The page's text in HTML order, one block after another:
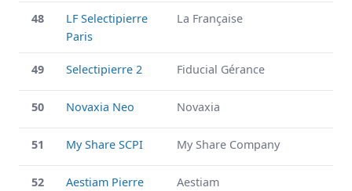
48
LF Selectipierre
Paris
La Française
49 Selectipierre 2 Fiducial Gérance
50 Novaxia Neo Novaxia
51 My Share SCPI My Share Company
52
Aestiam Pierre
Aestiam